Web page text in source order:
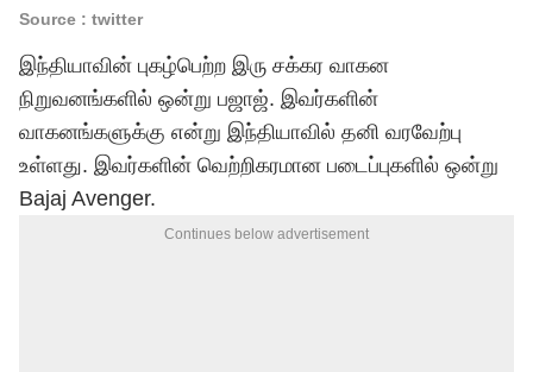
Source : twitter
இந்தியாவின் புகழ்பெற்ற இரு சக்கர வாகன
நிறுவனங்களில் ஒன்று பஜாஜ். இவர்களின்
வாகனங்களுக்கு என்று இந்தியாவில் தனி வரவேற்பு
உள்ளது. இவர்களின் வெற்றிகரமான படைப்புகளில் ஒன்று
Bajaj Avenger.
Continues below advertisement